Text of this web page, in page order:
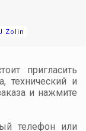
Zolin
пригласить
технический и
и нажмите
телефон или